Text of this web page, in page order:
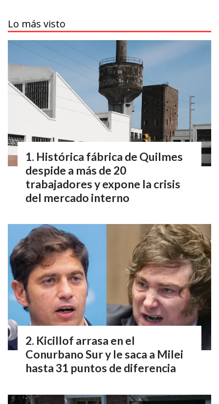
Lo más visto
Histórica fábrica de Quilmes
despide a más de 20
trabajadores y expone la crisis
del mercado interno
Kicillof arrasa en el
Conurbano Sur y le saca a Milei
hasta 31 puntos de diferencia